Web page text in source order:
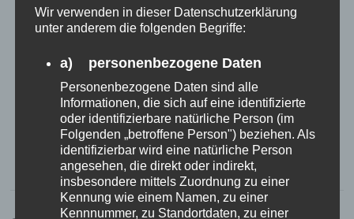
Das haste doch nur gesagt, damit
du dieses Wortspiel loswerden
konntest.. Pffff…
ANTWORTEN
Wir verwenden in dieser Datenschutzerklärung
unter anderem die folgenden Begriffe:
a) personenbezogene Daten
Personenbezogene Daten sind alle
Informationen, die sich auf eine identifizierte
oder identifizierbare natürliche Person (im
Folgenden „betroffene Person") beziehen. Als
identifizierbar wird eine natürliche Person
angesehen, die direkt oder indirekt,
insbesondere mittels Zuordnung zu einer
Kennung wie einem Namen, zu einer
Kennnummer, zu Standortdaten, zu einer